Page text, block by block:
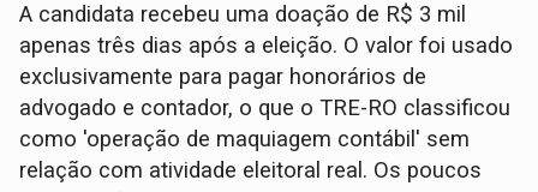
A candidata recebeu uma doação de R$ 3 mil
apenas três dias após a eleição. O valor foi usado
exclusivamente para pagar honorários de
advogado e contador, o que o TRE-RO classificou
como 'operação de maquiagem contábil' sem
relação com atividade eleitoral real. Os poucos